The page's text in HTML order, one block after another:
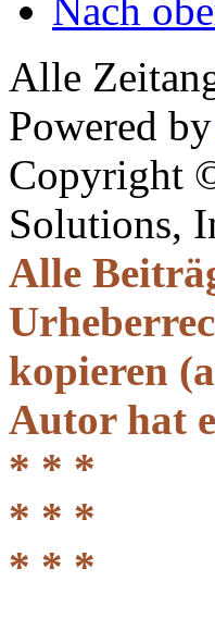
Nach
Alle
Powered by
Copyright
Solutions,
Alle
kopieren
Autor hat
* * *
* * *
* * *